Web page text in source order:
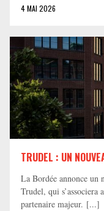
4 MAI 2026
TRUDEL : UN
La Bordée annonce un
Trudel, qui s’associera
partenaire majeur. [...]